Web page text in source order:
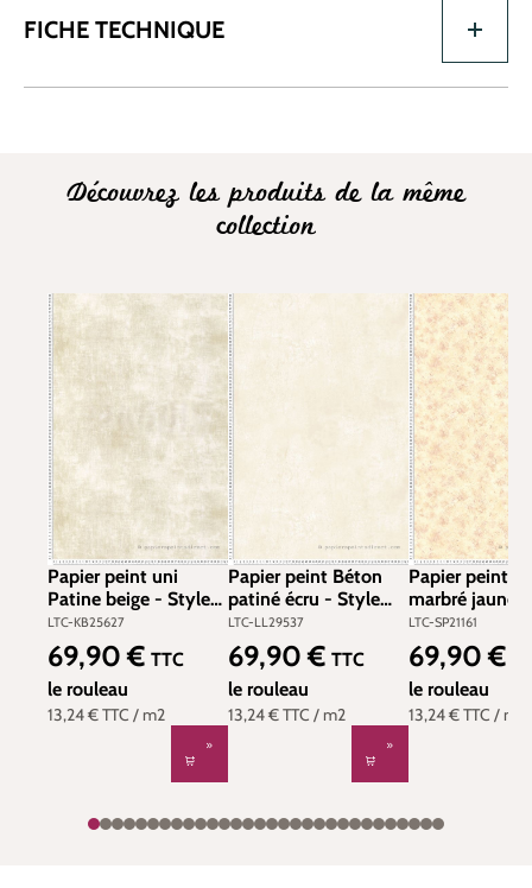
FICHE TECHNIQUE
Découvrez les produits de la même
collection
Papier peint uni
Patine beige - Style
Cuisine 3 de Lutèce |
Réf. LTC-KB25627
LTC-KB25627
13,24 €TTC / m2
Prix régulier :
69,90 € TTC
le rouleau
Papier peint Béton
patiné écru - Style
Cuisine 3 de Lutèce |
Réf. LTC-LL29537
LTC-LL29537
13,24 €TTC / m2
Prix régulier :
69,90 € TTC
le rouleau
Papier peint
marbré jaune
- Style
Lutèce | Réf.
SP21161
LTC-SP21161
13,24 €TTC / m2
Prix régulier :
69,90 €
le rouleau